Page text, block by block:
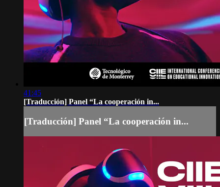
41:45
[Traducción] Panel “La cooperación in...
[Traducción] Panel “La cooperación in...